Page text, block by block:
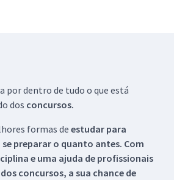
por dentro de tudo o que está
dos concursos.
formas de estudar para
preparar o quanto antes. Com
e uma ajuda de profissionais
concursos, a sua chance de